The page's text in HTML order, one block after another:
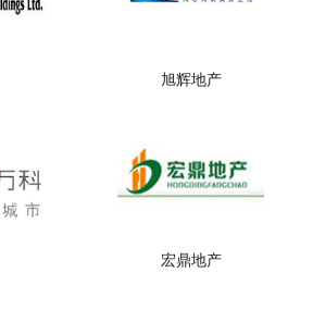
旭辉地产
宏鼎地产